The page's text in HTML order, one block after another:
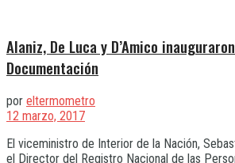
Alaniz, De Luca y D’Amico
Documentación
por eltermometro
12 marzo, 2017
El viceministro de Interior de la Nación,
el Director del Registro Nacional de las